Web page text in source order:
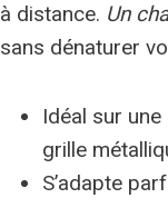
à distance. Un
sans dénaturer
Idéal sur
grille
S’adapte